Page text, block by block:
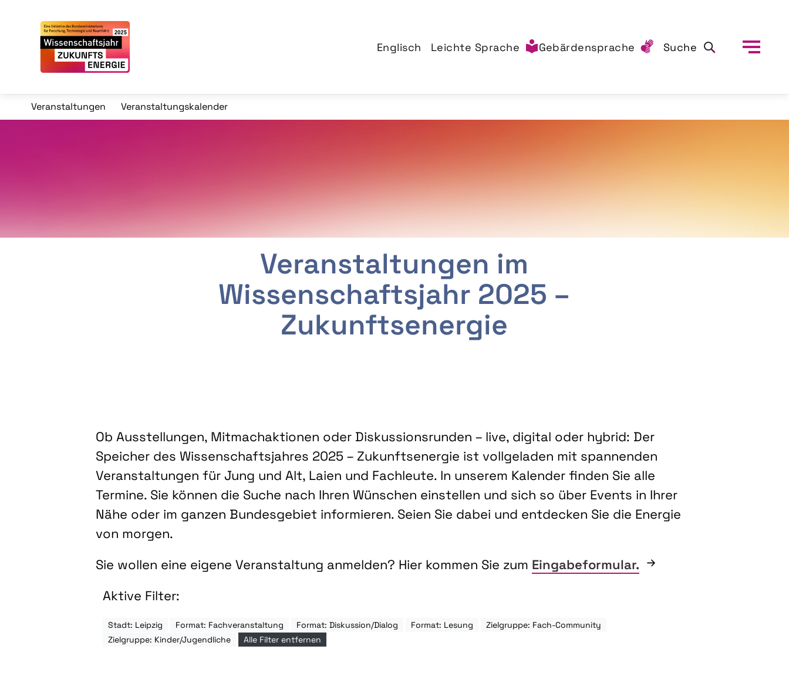
Englisch Leichte Sprache Gebärdensprache Suche
Veranstaltungen Veranstaltungskalender
Veranstaltungen im
Wissenschaftsjahr 2025 –
Zukunftsenergie
Ob Ausstellungen, Mitmachaktionen oder Diskussionsrunden – live, digital oder hybrid: Der
Speicher des Wissenschaftsjahres 2025 – Zukunftsenergie ist vollgeladen mit spannenden
Veranstaltungen für Jung und Alt, Laien und Fachleute. In unserem Kalender finden Sie alle
Termine. Sie können die Suche nach Ihren Wünschen einstellen und sich so über Events in Ihrer
Nähe oder im ganzen Bundesgebiet informieren. Seien Sie dabei und entdecken Sie die Energie
von morgen.
Sie wollen eine eigene Veranstaltung anmelden? Hier kommen Sie zum Eingabeformular.
Aktive Filter:
Stadt: Leipzig Format: Fachveranstaltung Format: Diskussion/Dialog Format: Lesung
Zielgruppe: Fach-Community
Zielgruppe: Kinder/Jugendliche
Alle Filter entfernen